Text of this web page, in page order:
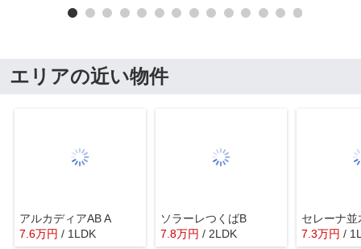
エリアの近い物件
アルカディアAB A
7.6万円 / 1LDK
ソラーレつくばB
7.8万円 / 2LDK
セレーナ並
7.3万円 /